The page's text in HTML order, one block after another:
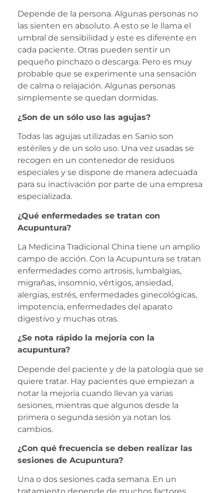
Depende de la persona. Algunas personas no
las sienten en absoluto. A esto se le llama el
umbral de sensibilidad y este es diferente en
cada paciente. Otras pueden sentir un
pequeño pinchazo o descarga. Pero es muy
probable que se experimente una sensación
de calma o relajación. Algunas personas
simplemente se quedan dormidas.
¿Son de un sólo uso las agujas?
Todas las agujas utilizadas en Sanio son
estériles y de un solo uso. Una vez usadas se
recogen en un contenedor de residuos
especiales y se dispone de manera adecuada
para su inactivación por parte de una empresa
especializada.
¿Qué enfermedades se tratan con
Acupuntura?
La Medicina Tradicional China tiene un amplio
campo de acción. Con la Acupuntura se tratan
enfermedades como artrosis, lumbalgias,
migrañas, insomnio, vértigos, ansiedad,
alergias, estrés, enfermedades ginecológicas,
impotencia, enfermedades del aparato
digestivo y muchas otras.
¿Se nota rápido la mejoría con la
acupuntura?
Depende del paciente y de la patología que se
quiere tratar. Hay pacientes que empiezan a
notar la mejoría cuando llevan ya varias
sesiones, mientras que algunos desde la
primera o segunda sesión ya notan los
cambios.
¿Con qué frecuencia se deben realizar las
sesiones de Acupuntura?
Una o dos sesiones cada semana. En un